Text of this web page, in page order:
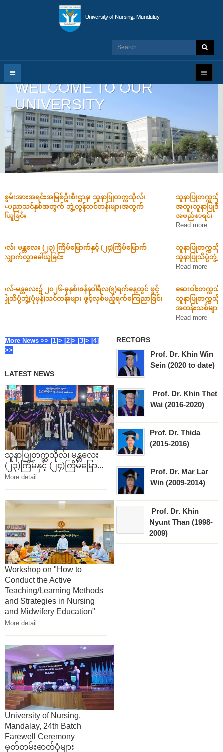
WELCOME TO OUR
UNIVERSITY
1 2 3 4
သူနာပြုတက္ကသိုလ်-မန္တလေး၌ ၂၀၂၆-ပညာသင်နှစ်အတွက် ဖွင့်လှစ်မည့်
အထူးသူနာပြုဒီပလိုမာ (၉)လသင်တန်း တက်ရောက်ခွင့်ရရှိသူများ၏
အမည်စာရင်း
သူနာပြုတက္ကသိုလ်-မန္တလေး၌ ၂၀၂၆-ပညာသင်နှစ် အတွက် ဖွင့်လှစ်မည့်
သူနာပြုသိပ္ပံဘွဲ့ (ပေါင်းကူး) B.N.SC (BRIDGE)...
ဆေးဝါးတက္ကသိုလ်များ၊ ဆေးဘက်ဆိုင်ရာနည်းပညာတက္ကသိုလ်များ၊
သူနာပြုတက္ကသိုလ်များနှင့် အခြေခံကျန်းမာရေးတက္ကသိုလ်၊ မကွေးတို့၏
More News >> [1]> [2]> [3]> [4]
>>
LATEST NEWS
သူနာပြုတက္ကသိုလ်၊ မန္တလေး
(၂၃)ကြိမ်နှင့် (၂၄)ကြိမ်မြော...
More detail
Workshop on "How to
Conduct the Active
Teaching/Learning Methods
and Strategies in Nursing
and Midwifery Education"
More detail
University of Nursing,
Mandalay, 24th Batch
Farewell Ceremony
မှတ်တမ်းဓာတ်ပုံများ
RECTORS
Prof. Dr. Khin Win
Sein (2020 to date)
Prof. Dr. Khin Thet
Wai (2016-2020)
Prof. Dr. Thida
(2015-2016)
Prof. Dr. Mar Lar
Win (2009-2014)
Prof. Dr. Khin
Nyunt Than (1998-
2009)